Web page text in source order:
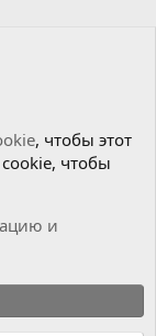
, чтобы этот
чтобы
и